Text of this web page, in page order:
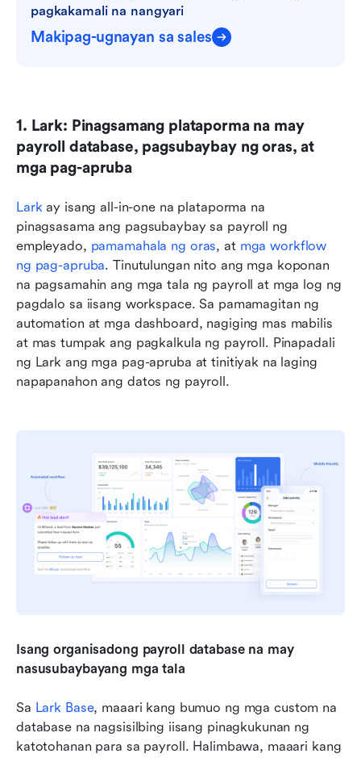
pagkakamali na nangyari
Makipag-ugnayan sa sales
1. Lark: Pinagsamang plataporma na may
payroll database, pagsubaybay ng oras, at
mga pag-apruba
Lark ay isang all-in-one na plataporma na
pinagsasama ang pagsubaybay sa payroll ng
empleyado, pamamahala ng oras, at mga workflow
ng pag-apruba. Tinutulungan nito ang mga koponan
na pagsamahin ang mga tala ng payroll at mga log ng
pagdalo sa iisang workspace. Sa pamamagitan ng
automation at mga dashboard, nagiging mas mabilis
at mas tumpak ang pagkalkula ng payroll. Pinapadali
ng Lark ang mga pag-apruba at tinitiyak na laging
napapanahon ang datos ng payroll.
Isang organisadong payroll database na may
nasusubaybayang mga tala
Sa Lark Base, maaari kang bumuo ng mga custom na
database na nagsisilbing iisang pinagkukunan ng
katotohanan para sa payroll. Halimbawa, maaari kang